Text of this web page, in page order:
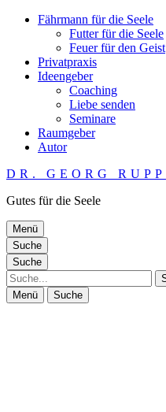
Fährmann für die Seele
Futter für die Seele
Feuer für den Geist
Privatpraxis
Ideengeber
Coaching
Liebe senden
Seminare
Raumgeber
Autor
DR. GEORG RUPP
Gutes für die Seele
Menü
Suche
Suche
Suche
Menü Suche